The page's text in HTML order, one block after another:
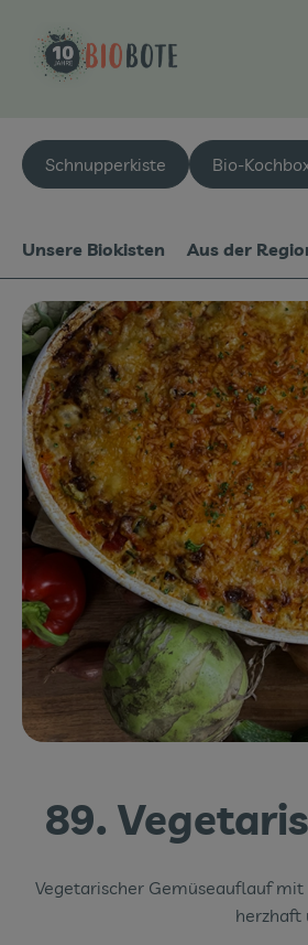
Schnupperkiste Bio-
Unsere Biokisten Aus der
89.
Vegetarischer Gemüseauflauf
herzhaft